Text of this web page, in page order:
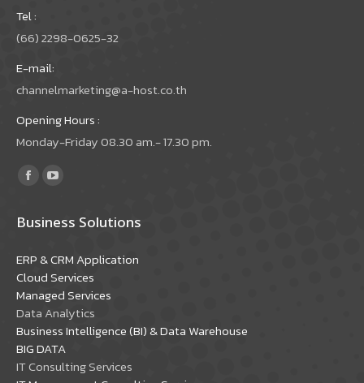
Tel :
(66) 2298-0625-32
E-mail:
channelmarketing@a-host.co.th
Opening Hours :
Monday-Friday 08.30 am.- 17.30 pm.
Find us on:
Facebook
opens
new
window
YouTube
opens
new
window
Business Solutions
ERP & CRM Application
Cloud Services
Managed Services
Data Analytics
Business Intelligence (BI) & Data Warehouse
BIG DATA
IT Consulting Services